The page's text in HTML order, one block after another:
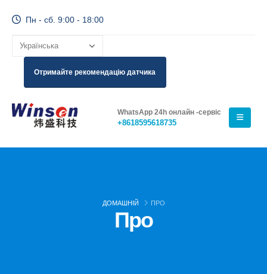
Пн - сб. 9:00 - 18:00
Отримайте рекомендацію датчика
WhatsApp 24h онлайн -сервіс
+8618595618735
ДОМАШНІЙ ПРО
Про